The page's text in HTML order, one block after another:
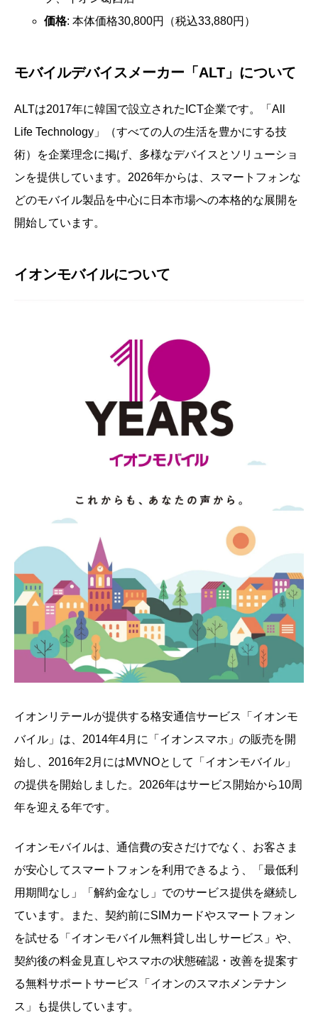
価格: 本体価格30,800円（税込33,880円）
モバイルデバイスメーカー「ALT」について
ALTは2017年に韓国で設立されたICT企業です。「All
Life Technology」（すべての人の生活を豊かにする技
術）を企業理念に掲げ、多様なデバイスとソリューショ
ンを提供しています。2026年からは、スマートフォンな
どのモバイル製品を中心に日本市場への本格的な展開を
開始しています。
イオンモバイルについて
イオンリテールが提供する格安通信サービス「イオンモ
バイル」は、2014年4月に「イオンスマホ」の販売を開
始し、2016年2月にはMVNOとして「イオンモバイル」
の提供を開始しました。2026年はサービス開始から10周
年を迎える年です。
イオンモバイルは、通信費の安さだけでなく、お客さま
が安心してスマートフォンを利用できるよう、「最低利
用期間なし」「解約金なし」でのサービス提供を継続し
ています。また、契約前にSIMカードやスマートフォン
を試せる「イオンモバイル無料貸し出しサービス」や、
契約後の料金見直しやスマホの状態確認・改善を提案す
る無料サポートサービス「イオンのスマホメンテナン
ス」も提供しています。